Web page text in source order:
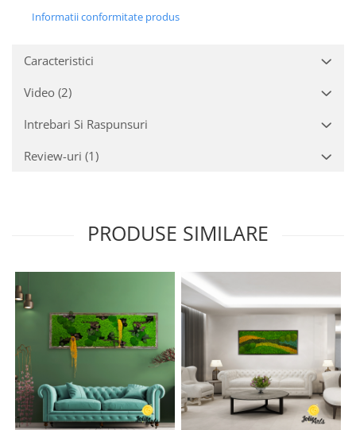
Informatii conformitate produs
Caracteristici
Video (2)
Intrebari Si Raspunsuri
Review-uri (1)
PRODUSE SIMILARE